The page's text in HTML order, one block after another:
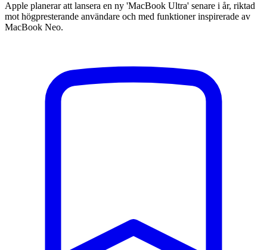
Apple planerar att lansera en ny 'MacBook Ultra' senare i år, riktad
mot högpresterande användare och med funktioner inspirerade av
MacBook Neo.